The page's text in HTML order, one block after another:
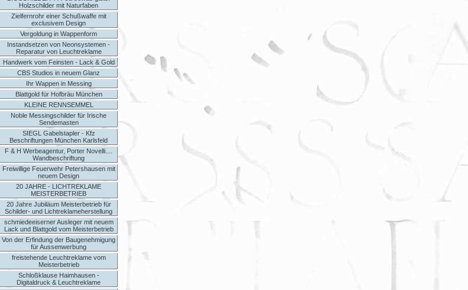
Holzschilder mit Naturfaben
Zielfernrohr einer Schußwaffe mit
exclusivem Design
Vergoldung in Wappenform
Instandsetzen von Neonsystemen -
Reparatur von Leuchtreklame
Handwerk vom Feinsten - Lack & Gold
CBS Studios in neuem Glanz
Ihr Wappen in Messing
Blattgold für Hofbräu München
KLEINE RENNSEMMEL
Noble Messingschilder für Irische
Sendemasten
SIEGL Gabelstapler - Kfz
Beschriftungen München Karlsfeld
F & H Werbeagentur, Porter Novelli....
Wandbeschriftung
Freiwillige Feuerwehr Petershausen mit
neuem Design
20 JAHRE - LICHTREKLAME
MEISTERBETRIEB
20 Jahre Jubiläum Meisterbetrieb für
Schilder- und Lichtreklameherstellung
schmiedeeiserner Ausleger mit neuem
Lack und Blattgold vom Meisterbetrieb
Von der Erfindung der Baugenehmigung
für Aussenwerbung
freistehende Leuchtreklame vom
Meisterbetrieb
Schloßklause Haimhausen -
Digitaldruck & Leuchtreklame